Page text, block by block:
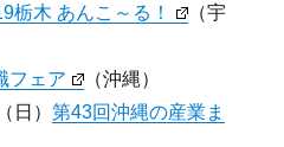
栃木 あんこ～る！
（宇
フェア
（沖縄）
日）第43回沖縄の産業ま